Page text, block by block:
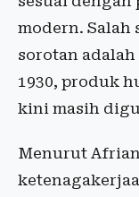
modern. Salah
sorotan
1930, produk
kini masih
Menurut